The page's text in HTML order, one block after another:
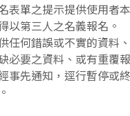
表單之提示提供使用者
以第三人之名義報名。
任何錯誤或不實的資料
必要之資料、或有重覆
事先通知，逕行暫停或